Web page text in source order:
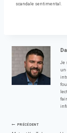
scandale sentimental.
Je
un
PRÉCÉDENT